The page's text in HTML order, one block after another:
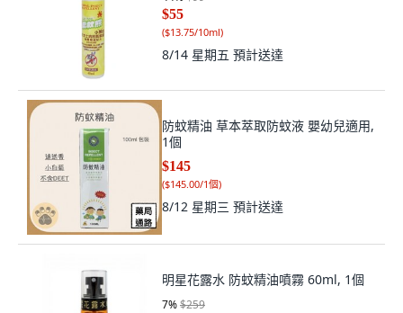
$55
($13.75/10ml)
8/14 星期五 預計送達
防蚊精油 草本萃取防蚊液 嬰幼兒適用,
1個
$145
($145.00/1個)
8/12 星期三 預計送達
明星花露水 防蚊精油噴霧 60ml, 1個
7%$259